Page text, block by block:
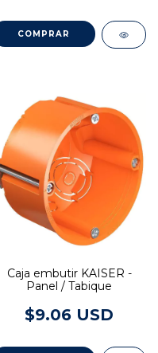
Caja embutir KAISER -
Panel / Tabique
$9.06 USD